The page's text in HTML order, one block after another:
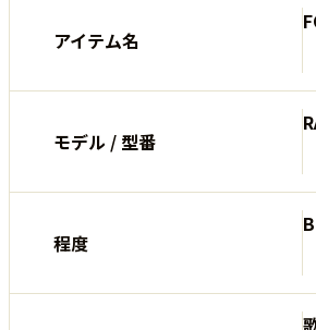
アイテム名
モデル / 型番
程度
B